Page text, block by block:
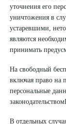
уточнения его
уничтожения в
устаревшими,
являются
принимать
На свободный
включая право на
персональные
В отдельных